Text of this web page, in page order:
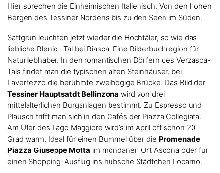
Hier sprechen die Einheimischen Italienisch. Von den hohen
Bergen des Tessiner Nordens bis zu den Seen im Süden.
Sattgrün leuchten jetzt wieder die Hochtäler, so wie das
liebliche Blenio- Tal bei Biasca. Eine Bilderbuchregion für
Naturliebhaber. In den romantischen Dörfern des Verzasca-
Tals findet man die typischen alten Steinhäuser, bei
Lavertezzo die berühmte zweibogige Brücke. Das Bild der
Tessiner Hauptsatdt Bellinzona wird von drei
mittelalterlichen Burganlagen bestimmt. Zu Espresso und
Plausch trifft man sich in den Cafés der Piazza Collegiata.
Am Ufer des Lago Maggiore wird’s im April oft schon 20
Grad warm. Ideal für einen Bummel über die Promenade
Piazza Giuseppe Motta im mondänen Ort Ascona oder für
einen Shopping-Ausflug ins hübsche Städtchen Locarno.